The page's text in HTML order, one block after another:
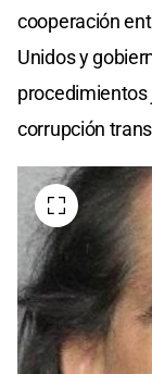
cooperación
Unidos y
procedimientos
corrupción